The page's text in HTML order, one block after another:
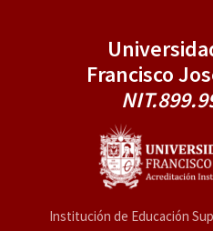
Francisco
Institución de Educación